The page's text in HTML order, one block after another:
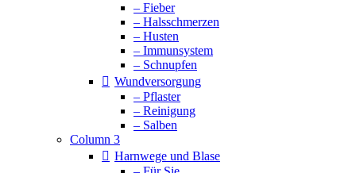
– Fieber
– Halsschmerzen
– Husten
– Immunsystem
– Schnupfen
Wundversorgung
– Pflaster
– Reinigung
– Salben
Column 3
Harnwege und Blase